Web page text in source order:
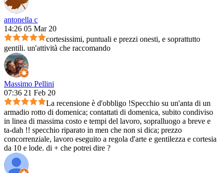
antonella c
14:26 05 Mar 20
cortesissimi, puntuali e prezzi onesti, e soprattutto
gentili. un'attività che raccomando
Massimo Pellini
07:36 21 Feb 20
La recensione è d'obbligo !Specchio su un'anta di un
armadio rotto di domenica; contattati di domenica, subito condiviso
in linea di massima costo e tempi del lavoro, sopralluogo a breve e
ta-dah !! specchio riparato in men che non si dica; prezzo
concorrenziale, lavoro eseguito a regola d'arte e gentilezza e cortesia
da 10 e lode. di + che potrei dire ?